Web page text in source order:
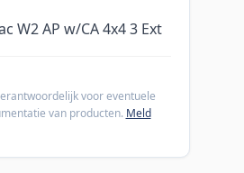
W2 AP w/CA 4x4 3 Ext
voor eventuele
van producten. Meld